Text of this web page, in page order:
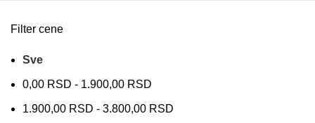
Filter cene
Sve
0,00 RSD - 1.900,00 RSD
1.900,00 RSD - 3.800,00 RSD